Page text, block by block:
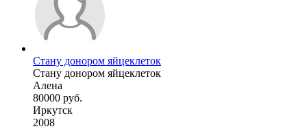
Стану донором яйцеклеток
Стану донором яйцеклеток
Алена
80000 руб.
Иркутск
2008